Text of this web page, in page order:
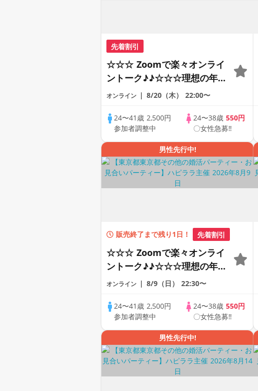
先着割引
☆☆☆ Zoomで楽々オンライ
ントーク♪♪☆☆☆理想の年の
差♪♪ そろそろ・・・素敵な
アルなオンライン婚活☆全国
の方が対象☆司会進行あり♪♪
オンライン 8/20（木） 22:00〜
24〜41歳 2,500円
参加者調整中
24〜38歳 550円
〇女性急募‼
男性先行中!
販売終了まで残り1日！ 先着割引
☆☆☆ Zoomで楽々オンライ
ントーク♪♪☆☆☆理想の年の
差♪♪ そろそろ・・・素敵な
アルなオンライン婚活☆全国
の方が対象☆司会進行あり♪♪
オンライン 8/9（日） 22:30〜
24〜41歳 2,500円
参加者調整中
24〜38歳 550円
〇女性急募‼
男性先行中!